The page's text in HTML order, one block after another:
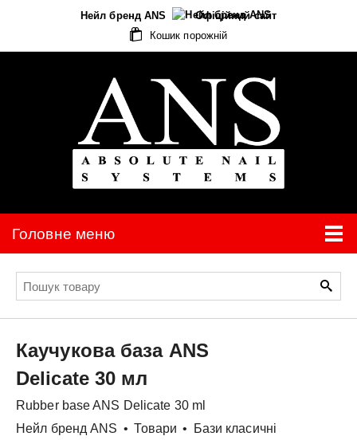
Нейл бренд ANS
Офіційний сайт
Кошик порожній
Головне меню
Каучукова база ANS
Delicate 30 мл
Rubber baseANS Delicate 30 ml
Нейл бренд ANS • Товари • Бази класичні